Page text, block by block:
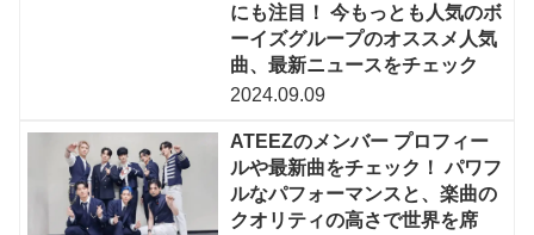
にも注目！ 今もっとも人気のボ
ーイズグループのオススメ人気
曲、最新ニュースをチェック
2024.09.09
ATEEZのメンバー プロフィー
ルや最新曲をチェック！ パワフ
ルなパフォーマンスと、楽曲の
クオリティの高さで世界を席